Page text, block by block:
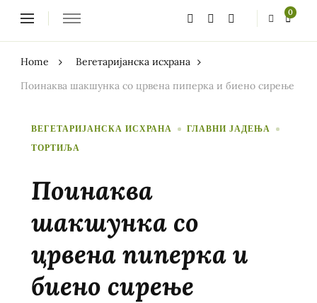
0
Home
Вегетаријанска исхрана
Поинаква шакшунка со црвена пиперка и биено сирење
ВЕГЕТАРИЈАНСКА ИСХРАНА
ГЛАВНИ ЈАДЕЊА
ТОРТИЉА
Поинаква
шакшунка со
црвена пиперка и
биено сирење